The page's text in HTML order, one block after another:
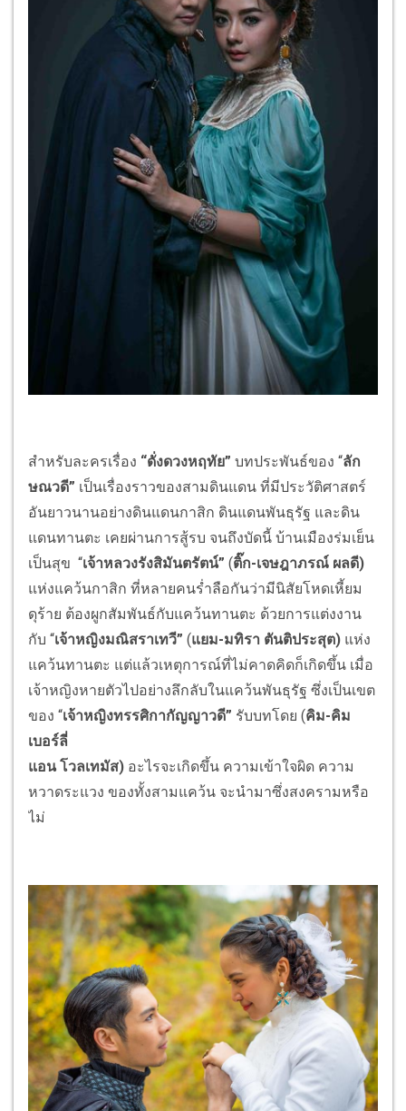
สำหรับละครเรื่อง “ดั่งดวงหฤทัย” บทประพันธ์ของ “ลัก
ษณวดี” เป็นเรื่องราวของสามดินแดน ที่มีประวัติศาสตร์
อันยาวนานอย่างดินแดนกาสิก ดินแดนพันธุรัฐ และดิน
แดนทานตะ เคยผ่านการสู้รบ จนถึงบัดนี้ บ้านเมืองร่มเย็น
เป็นสุข “เจ้าหลวงรังสิมันตรัตน์” (ติ๊ก-เจษฎาภรณ์ ผลดี)
แห่งแคว้นกาสิก ที่หลายคนร่ำลือกันว่ามีนิสัยโหดเหี้ยม
ดุร้าย ต้องผูกสัมพันธ์กับแคว้นทานตะ ด้วยการแต่งงาน
กับ “เจ้าหญิงมณิสราเทวี” (แยม-มทิรา ตันติประสุต) แห่ง
แคว้นทานตะ แต่แล้วเหตุการณ์ที่ไม่คาดคิดก็เกิดขึ้น เมื่อ
เจ้าหญิงหายตัวไปอย่างลึกลับในแคว้นพันธุรัฐ ซึ่งเป็นเขต
ของ “เจ้าหญิงทรรศิกากัญญาวดี” รับบทโดย (คิม-คิม
เบอร์ลี่
แอน โวลเทมัส) อะไรจะเกิดขึ้น ความเข้าใจผิด ความ
หวาดระแวง ของทั้งสามแคว้น จะนำมาซึ่งสงครามหรือ
ไม่